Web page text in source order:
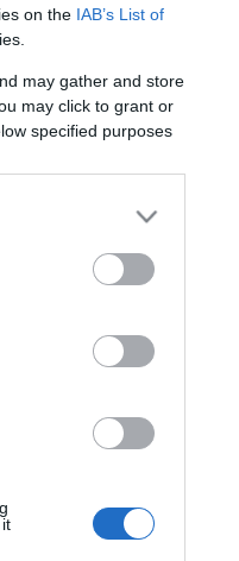
on the IAB’s List of
may gather and store
may click to grant or
specified purposes